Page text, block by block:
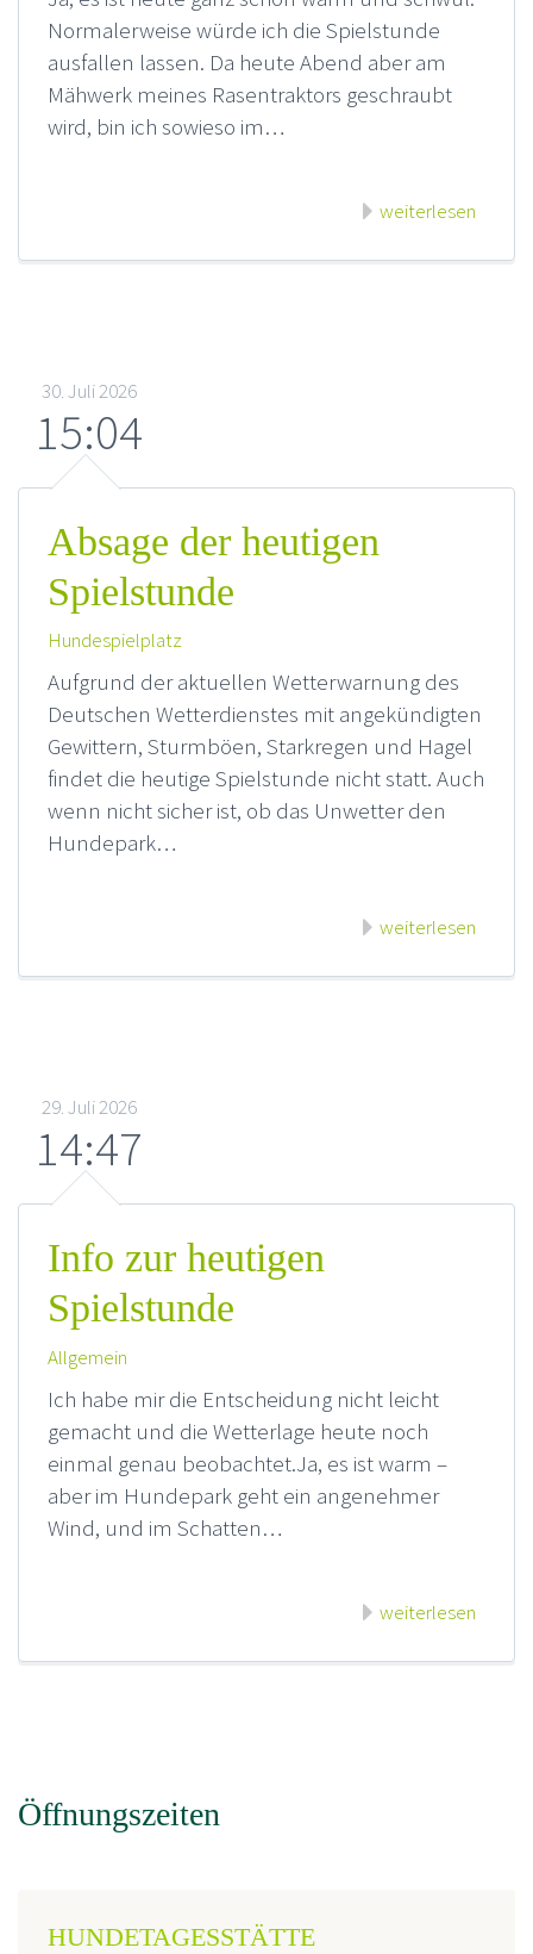
Normalerweise würde ich die Spielstunde
ausfallen lassen. Da heute Abend aber am
Mähwerk meines Rasentraktors geschraubt
wird, bin ich sowieso im…
weiterlesen
30. Juli 2026
15:04
Absage der heutigen
Spielstunde
Hundespielplatz
Aufgrund der aktuellen Wetterwarnung des
Deutschen Wetterdienstes mit angekündigten
Gewittern, Sturmböen, Starkregen und Hagel
findet die heutige Spielstunde nicht statt. Auch
wenn nicht sicher ist, ob das Unwetter den
Hundepark…
weiterlesen
29. Juli 2026
14:47
Info zur heutigen
Spielstunde
Allgemein
Ich habe mir die Entscheidung nicht leicht
gemacht und die Wetterlage heute noch
einmal genau beobachtet.Ja, es ist warm –
aber im Hundepark geht ein angenehmer
Wind, und im Schatten…
weiterlesen
Öffnungszeiten
HUNDETAGESSTÄTTE